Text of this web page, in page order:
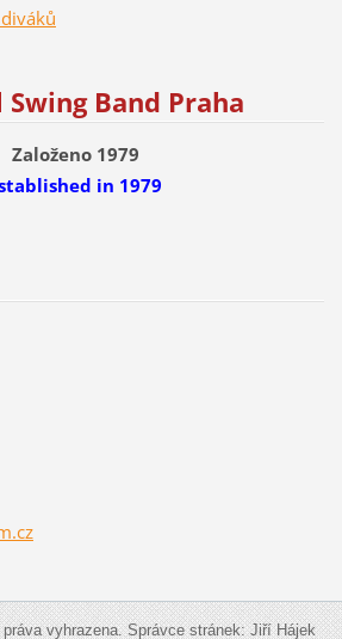
Swing Band Praha
Založeno 1979
in 1979
vyhrazena. Správce stránek: Jiří Hájek